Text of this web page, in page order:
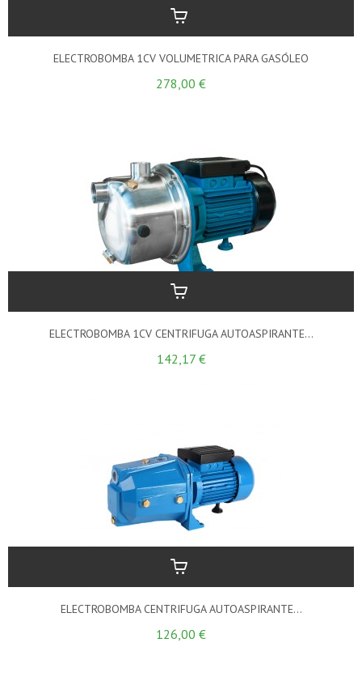
ELECTROBOMBA 1CV VOLUMETRICA PARA GASÓLEO
278,00 €
ELECTROBOMBA 1CV CENTRIFUGA AUTOASPIRANTE...
142,17 €
ELECTROBOMBA CENTRIFUGA AUTOASPIRANTE...
126,00 €